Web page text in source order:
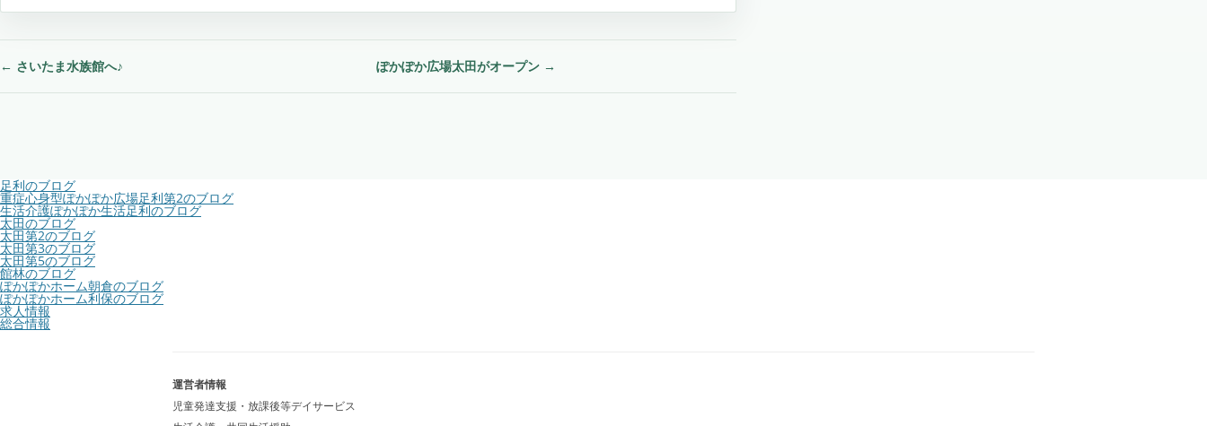
ビ
ゲ
ー
シ
ョ
← さいたま水族館へ♪ ぽかぽか広場太田がオープン →
足利のブログ
重症心身型ぽかぽか広場足利第2のブログ
生活介護ぽかぽか生活足利のブログ
太田のブログ
太田第2のブログ
太田第3のブログ
太田第5のブログ
館林のブログ
ぽかぽかホーム朝倉のブログ
ぽかぽかホーム利保のブログ
求人情報
総合情報
運営者情報
児童発達支援・放課後等デイサービス